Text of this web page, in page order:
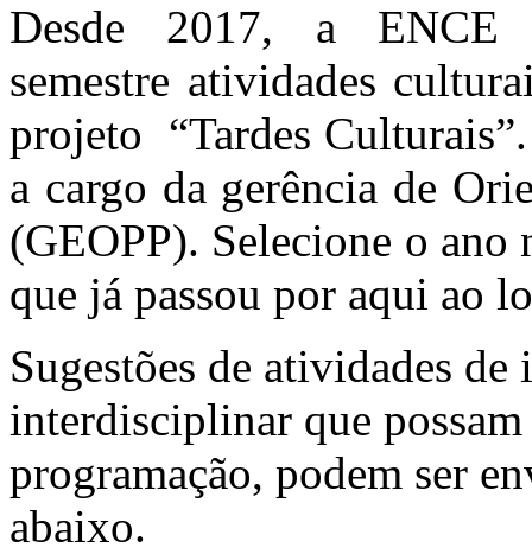
Desde 2017, a
semestre atividades
projeto “Tardes
a cargo da gerência de
(GEOPP). Selecione o ano
que já passou por aqui ao
Sugestões de atividades
interdisciplinar que possam
programação, podem ser
abaixo.